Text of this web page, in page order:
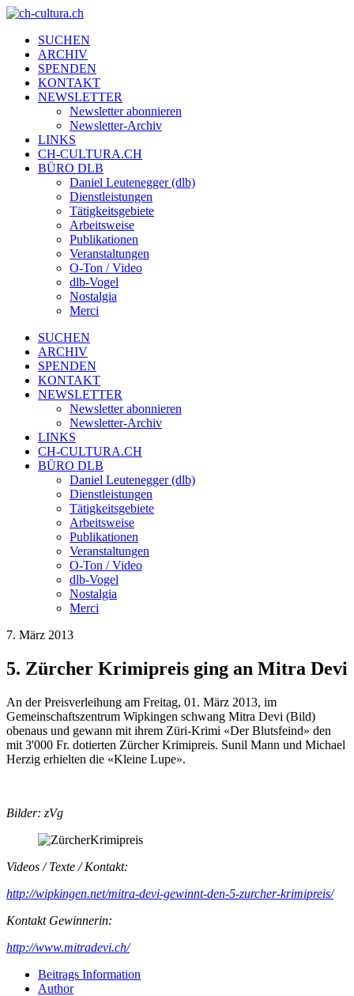
SUCHEN
ARCHIV
SPENDEN
KONTAKT
NEWSLETTER
Newsletter abonnieren
Newsletter-Archiv
LINKS
CH-CULTURA.CH
BÜRO DLB
Daniel Leutenegger (dlb)
Dienstleistungen
Tätigkeitsgebiete
Arbeitsweise
Publikationen
Veranstaltungen
O-Ton / Video
dlb-Vogel
Nostalgia
Merci
SUCHEN
ARCHIV
SPENDEN
KONTAKT
NEWSLETTER
Newsletter abonnieren
Newsletter-Archiv
LINKS
CH-CULTURA.CH
BÜRO DLB
Daniel Leutenegger (dlb)
Dienstleistungen
Tätigkeitsgebiete
Arbeitsweise
Publikationen
Veranstaltungen
O-Ton / Video
dlb-Vogel
Nostalgia
Merci
7. März 2013
5. Zürcher Krimipreis ging an Mitra Devi
An der Preisverleihung am Freitag, 01. März 2013, im
Gemeinschaftszentrum Wipkingen schwang Mitra Devi (Bild)
obenaus und gewann mit ihrem Züri-Krimi «Der Blutsfeind» den
mit 3'000 Fr. dotierten Zürcher Krimipreis. Sunil Mann und Michael
Herzig erhielten die «Kleine Lupe».
Bilder: zVg
Videos / Texte / Kontakt:
http://wipkingen.net/mitra-devi-gewinnt-den-5-zurcher-krimipreis/
Kontakt Gewinnerin:
http://www.mitradevi.ch/
Beitrags Information
Author